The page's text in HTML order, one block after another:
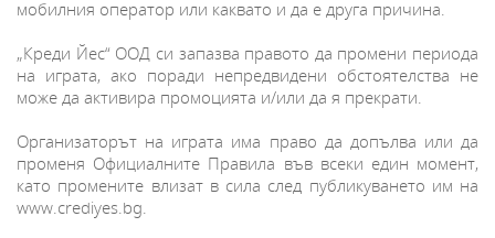
мобилния оператор или каквато и да е друга причина.
„Креди Йес“ ООД си запазва правото да промени периода
на играта, ако поради непредвидени обстоятелства не
може да активира промоцията и/или да я прекрати.
Организаторът на играта има право да допълва или да
променя Официалните Правила във всеки един момент,
като промените влизат в сила след публикуването им на
www.crediyes.bg.